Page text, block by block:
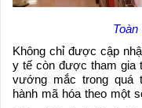
Không chỉ được cập
y tế còn được tham gia
vướng mắc trong quá
hành mã hóa theo một